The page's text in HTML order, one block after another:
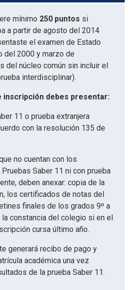
mínimo 250 puntos si
a partir de agosto del 2014
el examen de Estado
del 2000 y marzo de
del núcleo común sin incluir el
interdisciplinar).
inscripción debes presentar:
11 o prueba extranjera
con la resolución 135 de
no cuentan con los
Saber 11 ni con prueba
deben anexar: copia de la
los certificados de notas del
finales de los grados 9º a
la constancia del colegio si en el
cursa último año.
generará recibo de pago y
académica una vez
de la prueba Saber 11.